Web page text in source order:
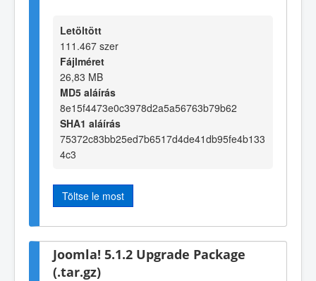
Letöltött
111.467 szer
Fájlméret
26,83 MB
MD5 aláírás
8e15f4473e0c3978d2a5a56763b79b62
SHA1 aláírás
75372c83bb25ed7b6517d4de41db95fe4b133
4c3
Töltse le most
Joomla! 5.1.2 Upgrade Package
(.tar.gz)